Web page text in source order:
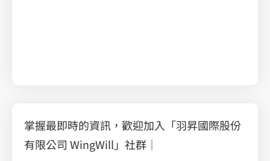
掌握最即時的資訊，歡迎加入「羽昇國際股份
有限公司 WingWill」社群｜